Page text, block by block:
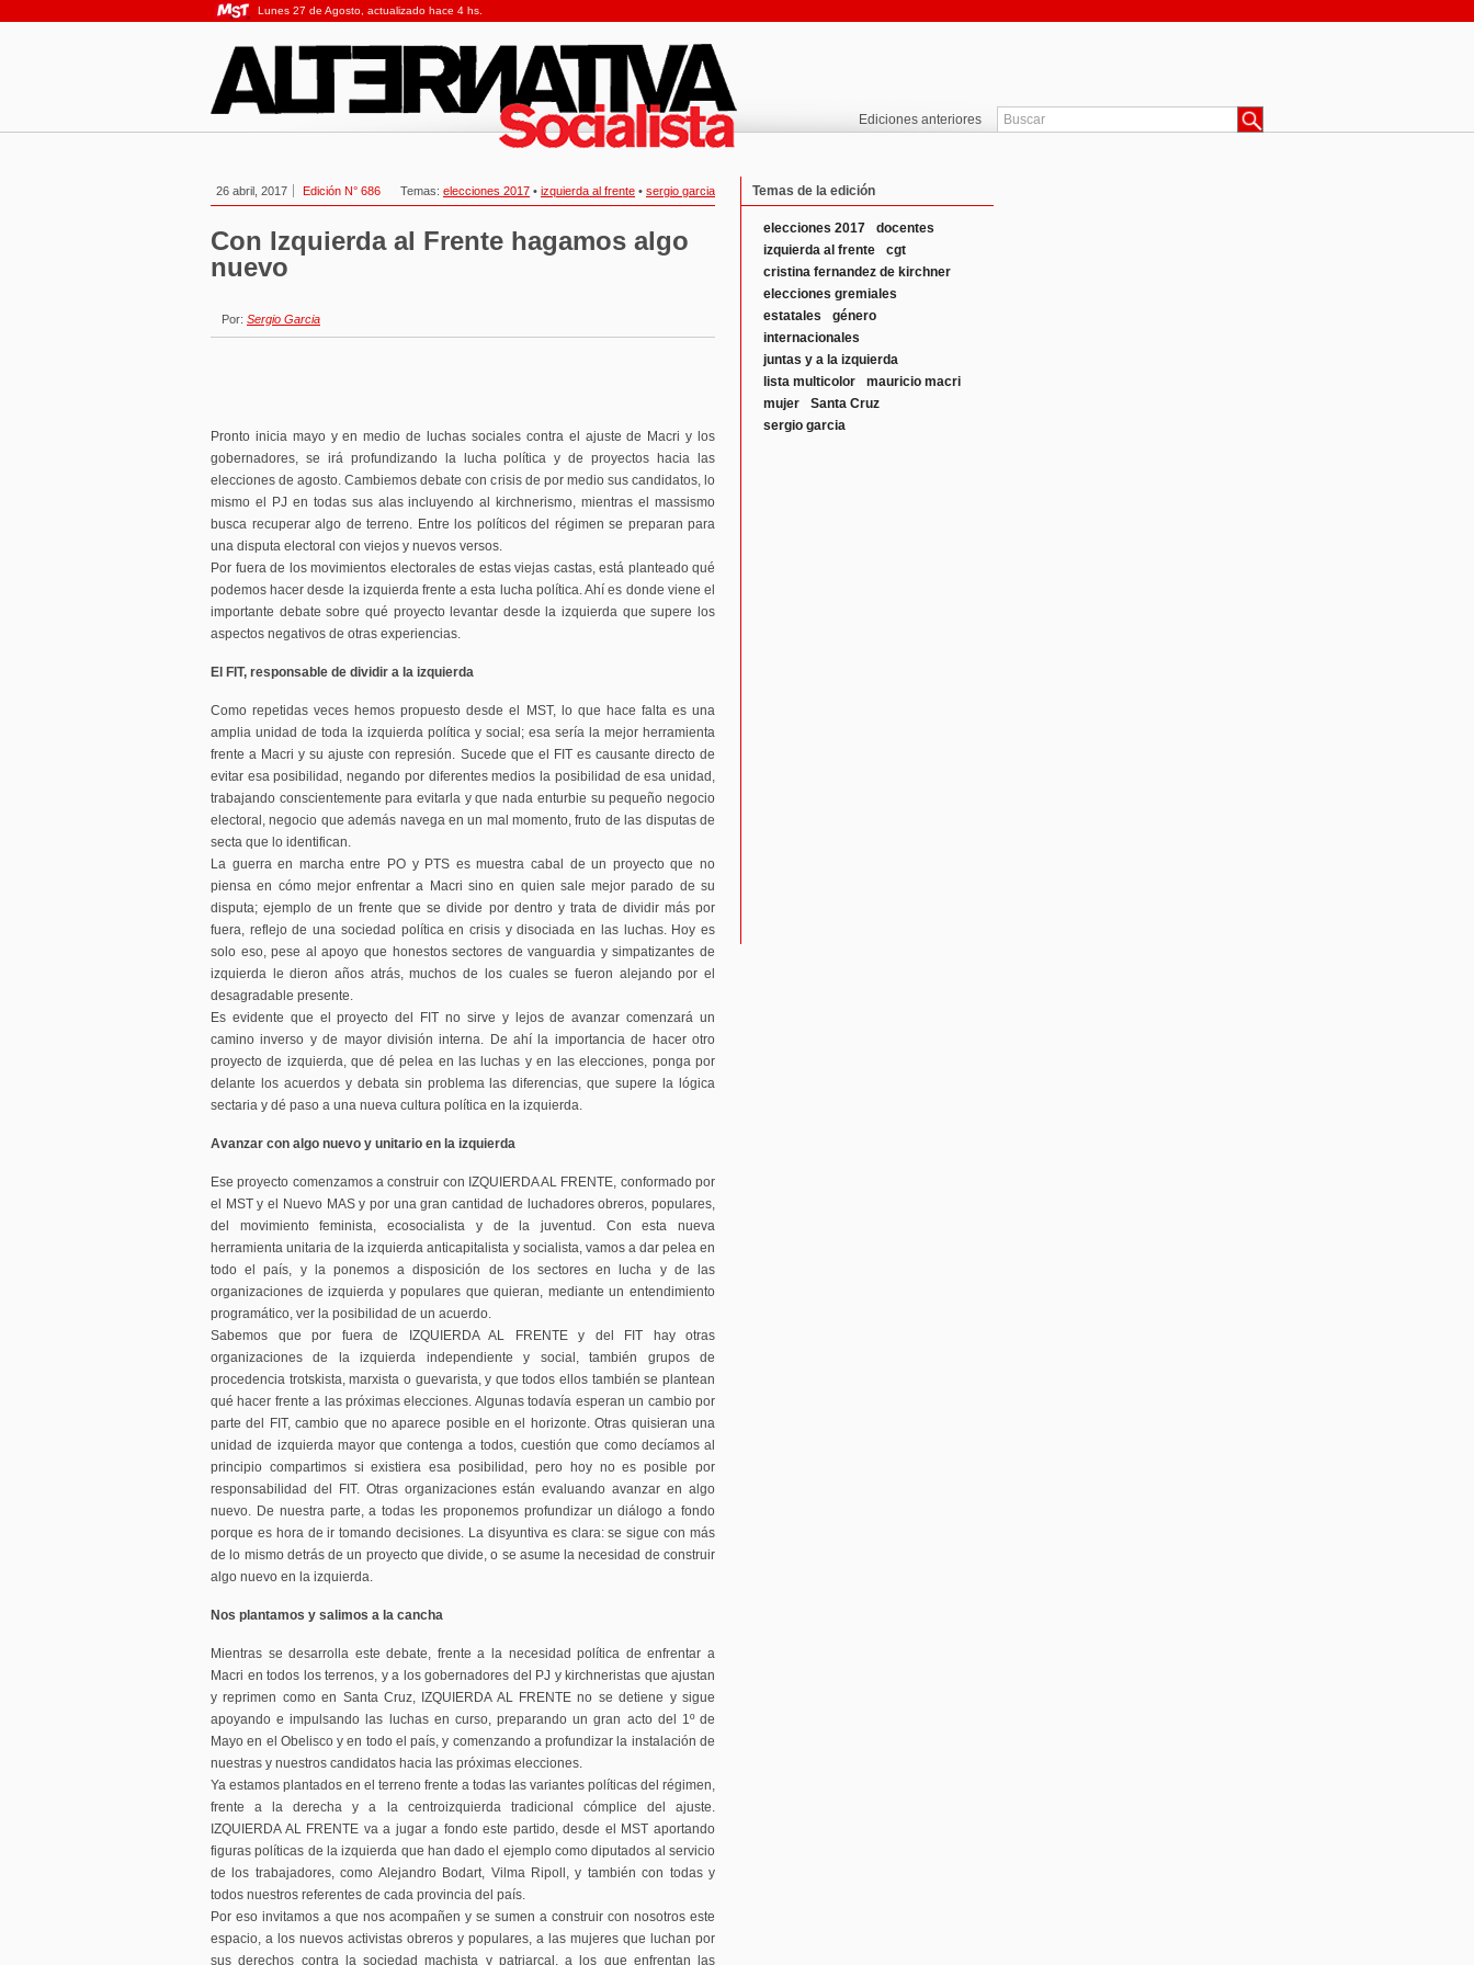
Lunes 27 de Agosto, actualizado hace 4 hs.
Ediciones anteriores
26 abril, 2017 Edición N° 686 Temas: elecciones 2017 • izquierda al frente • sergio garcia
Con Izquierda al Frente hagamos algo
nuevo
Por: Sergio Garcia
Pronto inicia mayo y en medio de luchas sociales contra el ajuste de Macri y los
gobernadores, se irá profundizando la lucha política y de proyectos hacia las
elecciones de agosto. Cambiemos debate con crisis de por medio sus candidatos, lo
mismo el PJ en todas sus alas incluyendo al kirchnerismo, mientras el massismo
busca recuperar algo de terreno. Entre los políticos del régimen se preparan para
una disputa electoral con viejos y nuevos versos.
Por fuera de los movimientos electorales de estas viejas castas, está planteado qué
podemos hacer desde la izquierda frente a esta lucha política. Ahí es donde viene el
importante debate sobre qué proyecto levantar desde la izquierda que supere los
aspectos negativos de otras experiencias.
El FIT, responsable de dividir a la izquierda
Como repetidas veces hemos propuesto desde el MST, lo que hace falta es una
amplia unidad de toda la izquierda política y social; esa sería la mejor herramienta
frente a Macri y su ajuste con represión. Sucede que el FIT es causante directo de
evitar esa posibilidad, negando por diferentes medios la posibilidad de esa unidad,
trabajando conscientemente para evitarla y que nada enturbie su pequeño negocio
electoral, negocio que además navega en un mal momento, fruto de las disputas de
secta que lo identifican.
La guerra en marcha entre PO y PTS es muestra cabal de un proyecto que no
piensa en cómo mejor enfrentar a Macri sino en quien sale mejor parado de su
disputa; ejemplo de un frente que se divide por dentro y trata de dividir más por
fuera, reflejo de una sociedad política en crisis y disociada en las luchas. Hoy es
solo eso, pese al apoyo que honestos sectores de vanguardia y simpatizantes de
izquierda le dieron años atrás, muchos de los cuales se fueron alejando por el
desagradable presente.
Es evidente que el proyecto del FIT no sirve y lejos de avanzar comenzará un
camino inverso y de mayor división interna. De ahí la importancia de hacer otro
proyecto de izquierda, que dé pelea en las luchas y en las elecciones, ponga por
delante los acuerdos y debata sin problema las diferencias, que supere la lógica
sectaria y dé paso a una nueva cultura política en la izquierda.
Avanzar con algo nuevo y unitario en la izquierda
Ese proyecto comenzamos a construir con IZQUIERDA AL FRENTE, conformado por
el MST y el Nuevo MAS y por una gran cantidad de luchadores obreros, populares,
del movimiento feminista, ecosocialista y de la juventud. Con esta nueva
herramienta unitaria de la izquierda anticapitalista y socialista, vamos a dar pelea en
todo el país, y la ponemos a disposición de los sectores en lucha y de las
organizaciones de izquierda y populares que quieran, mediante un entendimiento
programático, ver la posibilidad de un acuerdo.
Sabemos que por fuera de IZQUIERDA AL FRENTE y del FIT hay otras
organizaciones de la izquierda independiente y social, también grupos de
procedencia trotskista, marxista o guevarista, y que todos ellos también se plantean
qué hacer frente a las próximas elecciones. Algunas todavía esperan un cambio por
parte del FIT, cambio que no aparece posible en el horizonte. Otras quisieran una
unidad de izquierda mayor que contenga a todos, cuestión que como decíamos al
principio compartimos si existiera esa posibilidad, pero hoy no es posible por
responsabilidad del FIT. Otras organizaciones están evaluando avanzar en algo
nuevo. De nuestra parte, a todas les proponemos profundizar un diálogo a fondo
porque es hora de ir tomando decisiones. La disyuntiva es clara: se sigue con más
de lo mismo detrás de un proyecto que divide, o se asume la necesidad de construir
algo nuevo en la izquierda.
Nos plantamos y salimos a la cancha
Mientras se desarrolla este debate, frente a la necesidad política de enfrentar a
Macri en todos los terrenos, y a los gobernadores del PJ y kirchneristas que ajustan
y reprimen como en Santa Cruz, IZQUIERDA AL FRENTE no se detiene y sigue
apoyando e impulsando las luchas en curso, preparando un gran acto del 1º de
Mayo en el Obelisco y en todo el país, y comenzando a profundizar la instalación de
nuestras y nuestros candidatos hacia las próximas elecciones.
Ya estamos plantados en el terreno frente a todas las variantes políticas del régimen,
frente a la derecha y a la centroizquierda tradicional cómplice del ajuste.
IZQUIERDA AL FRENTE va a jugar a fondo este partido, desde el MST aportando
figuras políticas de la izquierda que han dado el ejemplo como diputados al servicio
de los trabajadores, como Alejandro Bodart, Vilma Ripoll, y también con todas y
todos nuestros referentes de cada provincia del país.
Por eso invitamos a que nos acompañen y se sumen a construir con nosotros este
espacio, a los nuevos activistas obreros y populares, a las mujeres que luchan por
sus derechos contra la sociedad machista y patriarcal, a los que enfrentan las
Temas de la edición
elecciones 2017
docentes
izquierda al frente
cgt
cristina fernandez de kirchner
elecciones gremiales
estatales
género
internacionales
juntas y a la izquierda
lista multicolor
mauricio macri
mujer
Santa Cruz
sergio garcia